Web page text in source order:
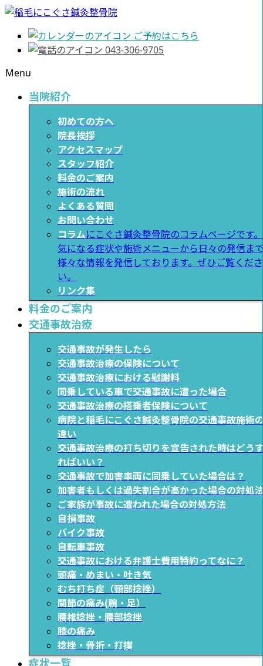
ご予約はこちら
043-306-9705
Menu
当院紹介
初めての方へ
院長挨拶
アクセスマップ
スタッフ紹介
料金のご案内
施術の流れ
よくある質問
お問い合わせ
コラムにこぐさ鍼灸整骨院のコラムページです。
気になる症状や施術メニューから日々の発信ま
様々な情報を発信しております。ぜひご覧くださ
い。
リンク集
料金のご案内
交通事故治療
交通事故が発生したら
交通事故治療の保険について
交通事故治療における慰謝料
同乗している車で交通事故に遭った場合
交通事故治療の搭乗者保険について
病院と稲毛にこぐさ鍼灸整骨院の交通事故施術
違い
交通事故治療の打ち切りを宣告された時はどう
ればいい？
交通事故で加害車両に同乗していた場合は？
加害者もしくは過失割合が高かった場合の対処
ご家族が事故に遭われた場合の対処方法
自損事故
バイク事故
自転車事故
交通事故における弁護士費用特約ってなに？
頭痛・めまい・吐き気
むち打ち症（頸部捻挫）
関節の痛み(腕・足）
腰椎捻挫・腰部捻挫
膝の痛み
捻挫・骨折・打撲
症状一覧